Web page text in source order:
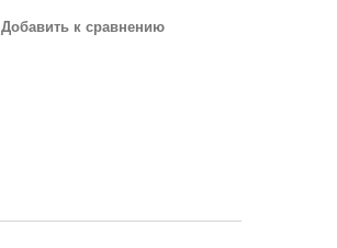
Добавить к сравнению